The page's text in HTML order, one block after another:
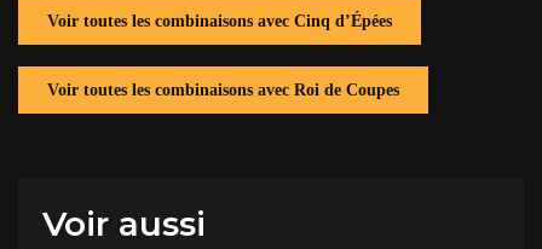
Voir toutes les combinaisons avec Cinq d’Épées
Voir toutes les combinaisons avec Roi de Coupes
Voir aussi